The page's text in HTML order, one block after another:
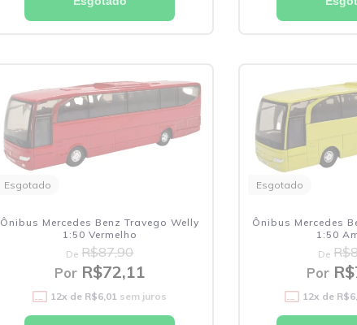
Esgotado
Ônibus Mercedes Benz Travego Welly
1:50 Vermelho
De R$87,90
PorR$72,11
12x de R$6,01 sem juros
Esgotado
Ônibus Mercedes
1:50
De
Por
12x de